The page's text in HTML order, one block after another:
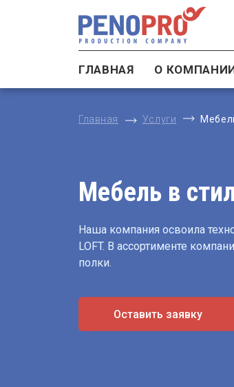
Главная Услуги
ГЛАВНАЯ О
Мебель в
Наша компания освоила
LOFT. В ассортименте
полки.
Оставить заявку